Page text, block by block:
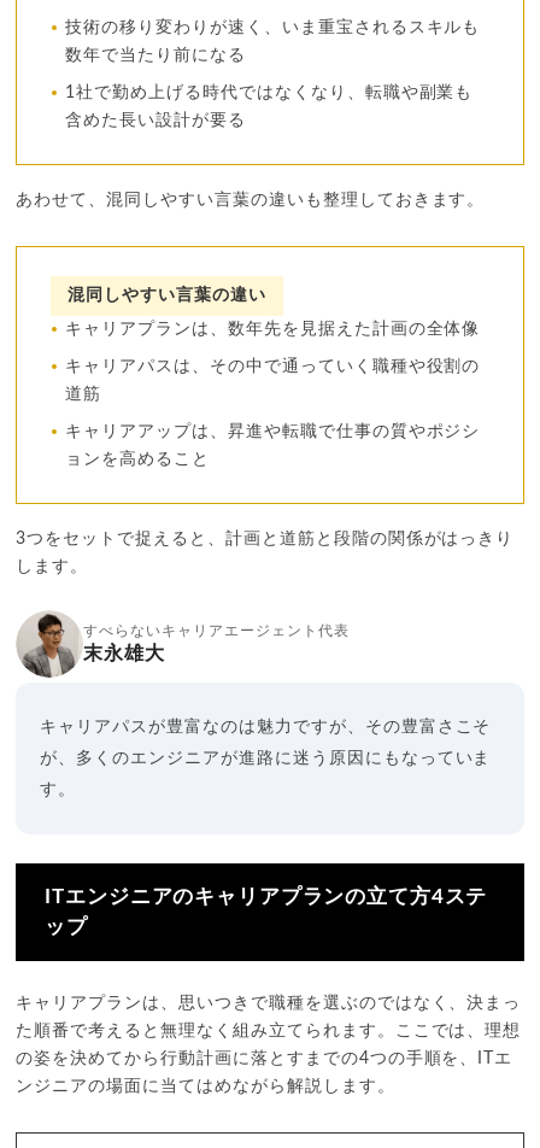
技術の移り変わりが速く、いま重宝されるスキルも
数年で当たり前になる
1社で勤め上げる時代ではなくなり、転職や副業も
含めた長い設計が要る
あわせて、混同しやすい言葉の違いも整理しておきます。
混同しやすい言葉の違い
キャリアプランは、数年先を見据えた計画の全体像
キャリアパスは、その中で通っていく職種や役割の
道筋
キャリアアップは、昇進や転職で仕事の質やポジシ
ョンを高めること
3つをセットで捉えると、計画と道筋と段階の関係がはっきり
します。
すべらないキャリアエージェント代表
末永雄大
キャリアパスが豊富なのは魅力ですが、その豊富さこそ
が、多くのエンジニアが進路に迷う原因にもなっていま
す。
ITエンジニアのキャリアプランの立て方4ステ
ップ
キャリアプランは、思いつきで職種を選ぶのではなく、決まっ
た順番で考えると無理なく組み立てられます。ここでは、理想
の姿を決めてから行動計画に落とすまでの4つの手順を、ITエ
ンジニアの場面に当てはめながら解説します。